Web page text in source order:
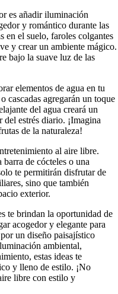
es añadir iluminación
y romántico durante las
en el suelo, faroles colgantes
y crear un ambiente mágico.
bajo la suave luz de las
elementos de agua en tu
cascadas agregarán un toque
del agua creará un
del estrés diario. ¡Imagina
de la naturaleza!
al aire libre.
barra de cócteles o una
te permitirán disfrutar de
sino que también
exterior.
te brindan la oportunidad de
acogedor y elegante para
un diseño paisajístico
ambiental,
estas ideas te
y lleno de estilo. ¡No
libre con estilo y